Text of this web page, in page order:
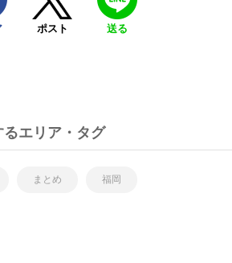
ポスト 送る
エリア・タグ
まとめ 福岡